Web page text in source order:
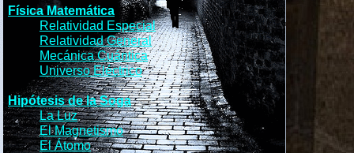
Física Matemática
Relatividad Especial
Relatividad General
Mecánica Cuántica
Universo Eléctrico
Hipótesis de la Soga
La Luz
El Magnetismo
El Átomo